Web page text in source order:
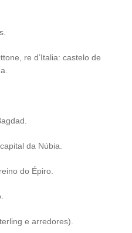
re d’Italia: castelo de
da Núbia.
do Épiro.
e arredores).